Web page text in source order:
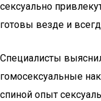
сексуально
готовы везде и
Специалисты
гомосексуальные
спиной опыт